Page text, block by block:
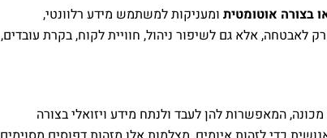
בצורה אוטומטית ומעניקות למשתמש מידע רלוונטי,
אלא גם לשיפור ניהול, חוויית לקוח, בקרת עובדים,
המאפשרות להן לעבד ולנתח מידע ויזואלי בצורה